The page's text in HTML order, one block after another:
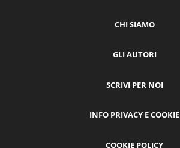
CHI SIAMO
GLI AUTORI
SCRIVI PER NOI
INFO PRIVACY E COOKIE
COOKIE POLICY